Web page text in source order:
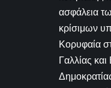
ασφάλεια
κρίσιμων
Κορυφαία
Γαλλίας